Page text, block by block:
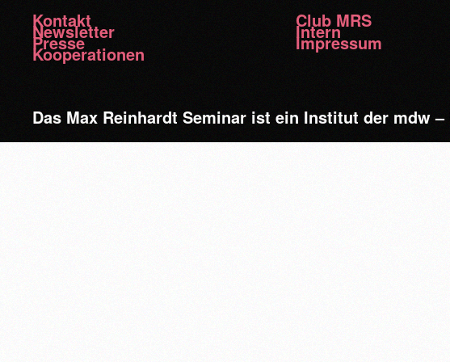
Kontakt
Newsletter
Presse
Kooperationen
Club MRS
Intern
Impressum
Das Max Reinhardt Seminar ist ein Institut der mdw